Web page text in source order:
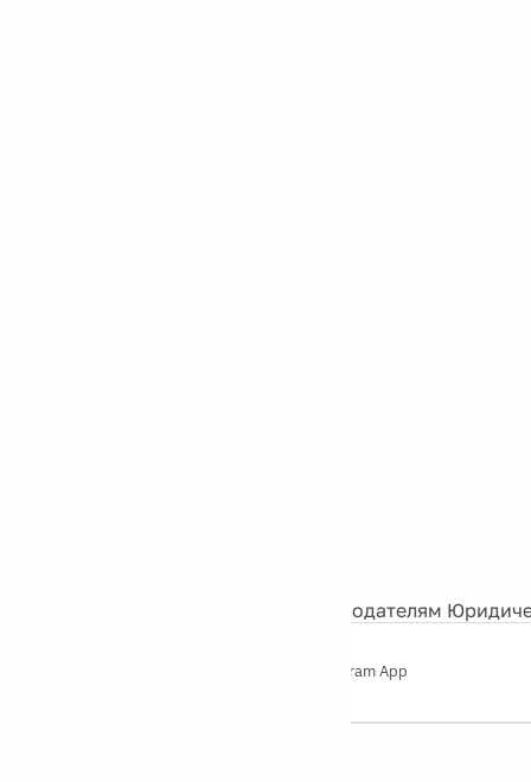
Рекламодателям
Telegram App